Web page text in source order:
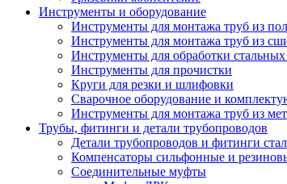
Инструменты и оборудование
Инструменты для монтажа труб из
Инструменты для монтажа труб из
Инструменты для обработки стальных
Инструменты для прочистки
Круги для резки и шлифовки
Сварочное оборудование и
Инструменты для монтажа труб из
Трубы, фитинги и детали трубопроводов
Детали трубопроводов и фитинги
Компенсаторы сильфонные и
Соединительные муфты